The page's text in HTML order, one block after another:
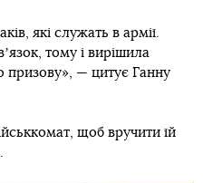
які служать в армії.
тому і вирішила
призову», — цитує Ганну
щоб вручити їй